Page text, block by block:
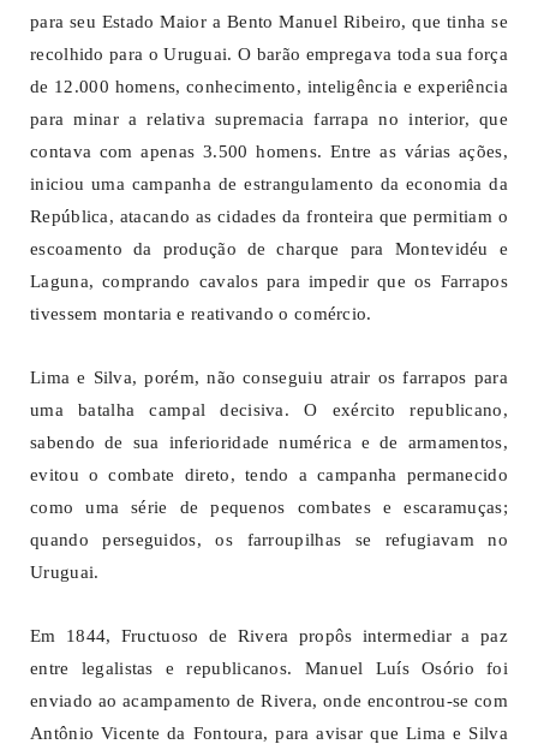
para seu Estado Maior a Bento Manuel Ribeiro, que tinha se
recolhido para o Uruguai. O barão empregava toda sua força
de 12.000 homens, conhecimento, inteligência e experiência
para minar a relativa supremacia farrapa no interior, que
contava com apenas 3.500 homens. Entre as várias ações,
iniciou uma campanha de estrangulamento da economia da
República, atacando as cidades da fronteira que permitiam o
escoamento da produção de charque para Montevidéu e
Laguna, comprando cavalos para impedir que os Farrapos
tivessem montaria e reativando o comércio.
Lima e Silva, porém, não conseguiu atrair os farrapos para
uma batalha campal decisiva. O exército republicano,
sabendo de sua inferioridade numérica e de armamentos,
evitou o combate direto, tendo a campanha permanecido
como uma série de pequenos combates e escaramuças;
quando perseguidos, os farroupilhas se refugiavam no
Uruguai.
Em 1844, Fructuoso de Rivera propôs intermediar a paz
entre legalistas e republicanos. Manuel Luís Osório foi
enviado ao acampamento de Rivera, onde encontrou-se com
Antônio Vicente da Fontoura, para avisar que Lima e Silva